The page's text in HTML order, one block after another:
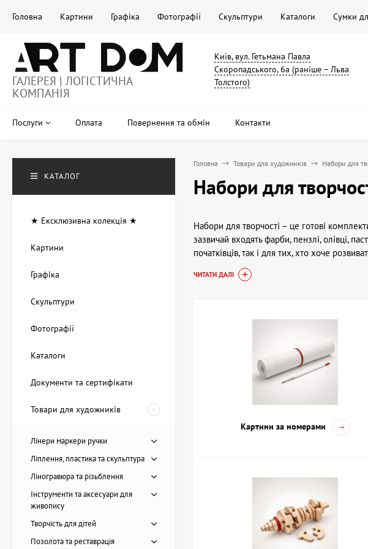
Головна Картини Графіка Фотографії Скульптури Каталоги Сумки
ГАЛЕРЕЯ | ЛОГІСТИЧНА
КОМПАНІЯ
Київ, вул. Гетьмана Павла
Скоропадського, 6а (раніше – Льва
Толстого)
Послуги Оплата Повернення та обмін Контакти
Головна Товари для художників Набори для
Набори для
Набори для творчості – це готові
зазвичай входять фарби, пензлі, олівці,
початківців, так і для тих, хто хоче
Купити Набори для
набори акварельних та масляних
комплекти для малювання олівцями
набори для скетчингу з маркерами,
набори для творчості з пастеллю
комплекти для дитячих творчих
Кожен набір ArtDom сформований так,
Як вибрати набори для
При виборі наборів творчості важливо
базові комплекти з найбільш необхідними
наявність тих інструментів та кольорів,
ЧИТАТИ ДАЛІ
Картини за номерами
КАТАЛОГ
★ Ексклюзивна колекція ★
Картини
Графіка
Скульптури
Фотографії
Каталоги
Документи та сертифікати
Товари для художників
Лінери маркери ручки
Ліплення, пластика та скульптура
Ліногравюра та різьблення
Інструменти та аксесуари для
живопису
Творчість для дітей
Позолота та реставрація